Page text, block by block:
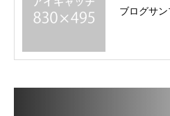
ブログサ